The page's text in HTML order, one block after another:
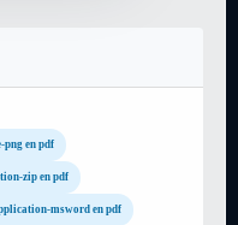
png en pdf
zip en pdf
msword en pdf